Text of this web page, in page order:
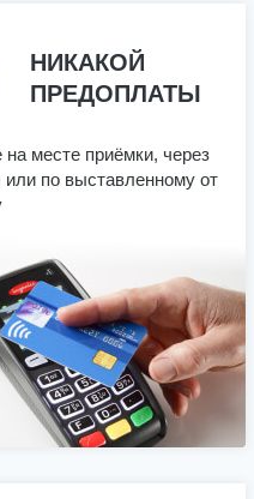
НИКАКОЙ
ПРЕДОПЛАТЫ
на месте приёмки, через
или по выставленному от